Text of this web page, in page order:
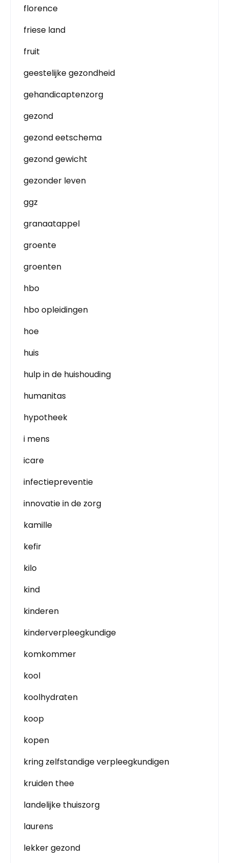
florence
friese land
fruit
geestelijke gezondheid
gehandicaptenzorg
gezond
gezond eetschema
gezond gewicht
gezonder leven
ggz
granaatappel
groente
groenten
hbo
hbo opleidingen
hoe
huis
hulp in de huishouding
humanitas
hypotheek
i mens
icare
infectiepreventie
innovatie in de zorg
kamille
kefir
kilo
kind
kinderen
kinderverpleegkundige
komkommer
kool
koolhydraten
koop
kopen
kring zelfstandige verpleegkundigen
kruiden thee
landelijke thuiszorg
laurens
lekker gezond